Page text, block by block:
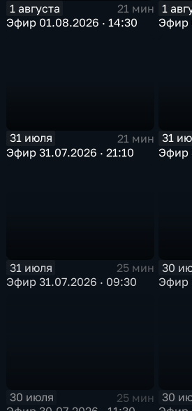
1 августа
21 мин
Эфир 01.08.2026 · 14:30
1
Эфир
31 июля
21 мин
Эфир 31.07.2026 · 21:10
31
Эфир
31 июля
25 мин
Эфир 31.07.2026 · 09:30
30
Эфир
30 июля
25 мин
30